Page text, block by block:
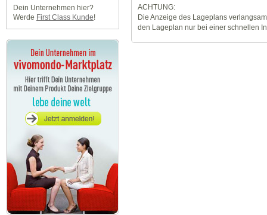
Dein Unternehmen hier?
Werde First Class Kunde!
ACHTUNG:
Die Anzeige des Lageplans
den Lageplan nur bei einer schnellen